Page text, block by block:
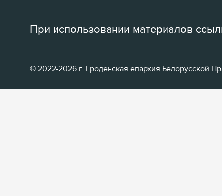
При использовании материалов
© 2022-2026 г. Гроденская епархия Белорусской